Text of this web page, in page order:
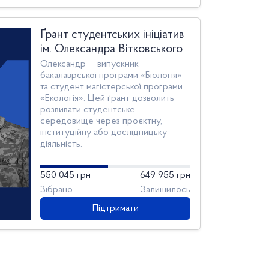
Ґрант студентських ініціатив
ім. Олександра Вітковського
Олександр — випускник
бакалаврської програми «Біологія»
та студент магістерської програми
«Екологія». Цей ґрант дозволить
розвивати студентське
середовище через проєктну,
інституційну або дослідницьку
діяльність.
550 045 грн
649 955 грн
Зібрано
Залишилось
Підтримати